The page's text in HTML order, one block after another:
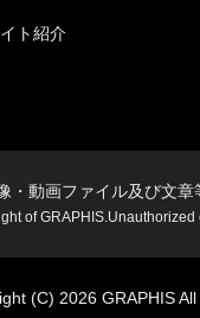
ト紹介
・動画ファイル及び文章
of
(C) 2026 GRAPHIS All